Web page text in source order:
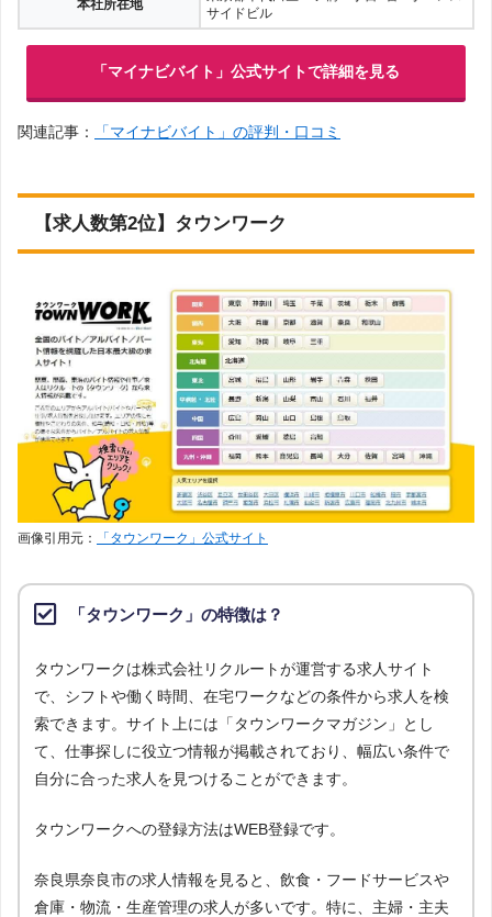
本社所在地
サイドビル
「マイナビバイト」公式サイトで詳細を見る
関連記事： 「マイナビバイト」の評判・口コミ
【求人数第2位】タウンワーク
画像引用元： 「タウンワーク」公式サイト
「タウンワーク」の特徴は？
タウンワークは株式会社リクルートが運営する求人サイト
で、シフトや働く時間、在宅ワークなどの条件から求人を検
索できます。サイト上には「タウンワークマガジン」とし
て、仕事探しに役立つ情報が掲載されており、幅広い条件で
自分に合った求人を見つけることができます。
タウンワークへの登録方法はWEB登録です。
奈良県奈良市の求人情報を見ると、飲食・フードサービスや
倉庫・物流・生産管理の求人が多いです。特に、主婦・主夫